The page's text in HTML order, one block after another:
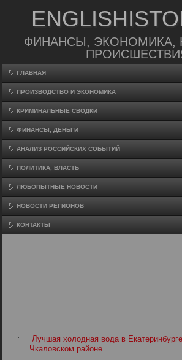
ФИНАНСЫ, ЭКОНОМИКА,
ГЛАВНАЯ
ПРОИЗВΟДСТВО И ЭКОНОМИКА
КРИМИНАЛЬНЫЕ СВОДКИ
ФИНАНСЫ, ДЕНЬГИ
АНАЛИЗ РОССИЙСКИХ СОБЫТИЙ
ПОЛИТИКА, ВЛАСТЬ
ЛЮБОПЫТНЫЕ НОВОСТИ
НОВОСТИ РЕГИОНОВ
КОНТАКТЫ
Лучшая холодная вода в
Чкаловском районе